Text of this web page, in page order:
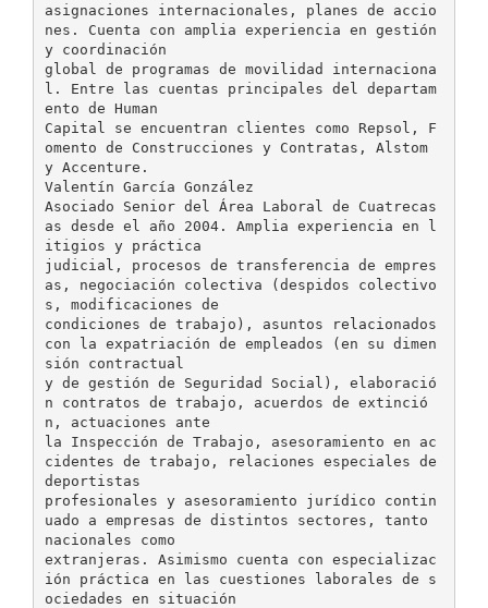
asignaciones internacionales, planes de accio
nes. Cuenta con amplia experiencia en gestión
y coordinación
global de programas de movilidad internaciona
l. Entre las cuentas principales del departam
ento de Human
Capital se encuentran clientes como Repsol, F
omento de Construcciones y Contratas, Alstom
y Accenture.
Valentín García González
Asociado Senior del Área Laboral de Cuatrecas
as desde el año 2004. Amplia experiencia en l
itigios y práctica
judicial, procesos de transferencia de empres
as, negociación colectiva (despidos colectivo
s, modificaciones de
condiciones de trabajo), asuntos relacionados
con la expatriación de empleados (en su dimen
sión contractual
y de gestión de Seguridad Social), elaboració
n contratos de trabajo, acuerdos de extinció
n, actuaciones ante
la Inspección de Trabajo, asesoramiento en ac
cidentes de trabajo, relaciones especiales de
deportistas
profesionales y asesoramiento jurídico contin
uado a empresas de distintos sectores, tanto
nacionales como
extranjeras. Asimismo cuenta con especializac
ión práctica en las cuestiones laborales de s
ociedades en situación